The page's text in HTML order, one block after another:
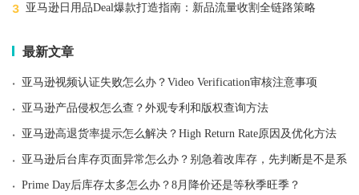
3 亚马逊日用品Deal爆款打造指南：新品流量收割全链路策略
最新文章
· 亚马逊视频认证失败怎么办？Video Verification审核注意事项
· 亚马逊产品侵权怎么查？外观专利和版权查询方法
· 亚马逊高退货率提示怎么解决？High Return Rate原因及优化方法
· 亚马逊后台库存页面异常怎么办？别急着改库存，先判断是不是系
· Prime Day后库存太多怎么办？8月降价还是等秋季旺季？